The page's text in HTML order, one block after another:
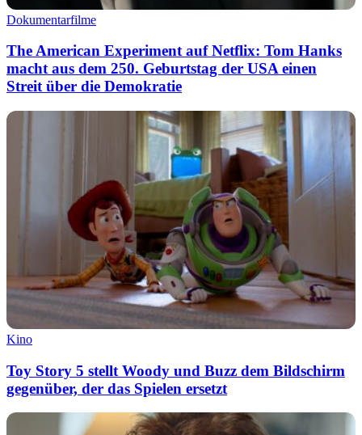
Dokumentarfilme
The American Experiment auf Netflix: Tom Hanks
macht aus dem 250. Geburtstag der USA einen
Streit über die Demokratie
Kino
Toy Story 5 stellt Woody und Buzz dem Bildschirm
gegenüber, der das Spielen ersetzt